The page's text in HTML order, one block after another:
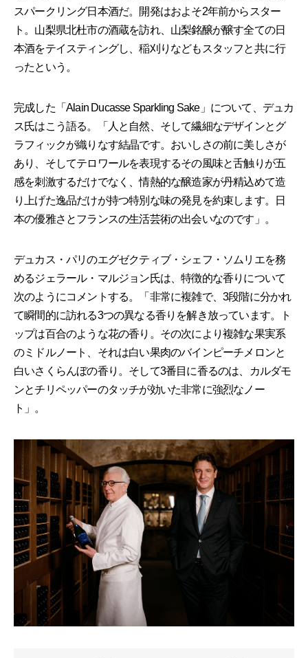
スパークリング日本酒だ。開発はおよそ2年前からスター
ト。山梨県北杜市の酒蔵を訪れ、山梨銘醸が醸す全ての日
本酒をテイスティングし、稲刈りなどもスタッフと共に行
ったという。
完成した「Alain Ducasse Sparkling Sake」について、デュカ
ス氏はこう語る。「人と自然、そして繊細なデザインとグ
ラフィックが織りなす結晶です。おいしさの前に美しさが
あり、そしてテロワールを表現するその風味と舌触りが五
感を刺激するだけでなく、情熱的な醸造家が丹精込めて造
り上げた逸品だけが持つ特別な味の発見を約束します。日
本の優雅さとフランスの生活芸術の出会いなのです」。
デュカス・パリのエグゼクティブ・シェフ・ソムリエを務
めるジェラール・マルジョン氏は、特徴的な香りについて
次のようにコメントする。「非常に複雑で、3段階に分かれ
て瞬間的に訪れる3つの異なる香りを解き放っています。ト
ップは百合のような花の香り。その次により複雑な果実系
のミドルノート、それは白い果肉のバインピーチメロンと
白いさくらんぼの香り。そして3番目に香るのは、カルダモ
ンとチリペッパーのタッチが効いた非常に強烈なノー
ト」。